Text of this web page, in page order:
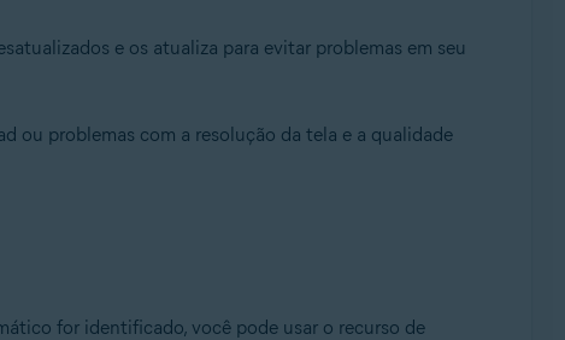
e os atualiza para evitar problemas em seu
ou problemas com a resolução da tela e a qualidade
for identificado, você pode usar o recurso de